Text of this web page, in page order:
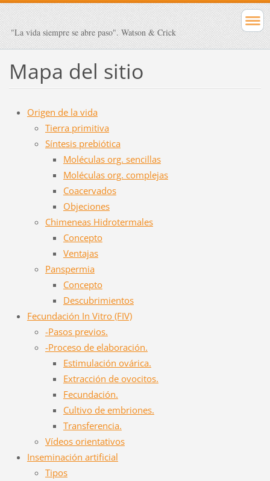
"La vida siempre se abre paso". Watson & Crick
Mapa del sitio
Origen de la vida
Tierra primitiva
Síntesis prebiótica
Moléculas org. sencillas
Moléculas org. complejas
Coacervados
Objeciones
Chimeneas Hidrotermales
Concepto
Ventajas
Panspermia
Concepto
Descubrimientos
Fecundación In Vitro (FIV)
-Pasos previos.
-Proceso de elaboración.
Estimulación ovárica.
Extracción de ovocitos.
Fecundación.
Cultivo de embriones.
Transferencia.
Vídeos orientativos
Inseminación artificial
Tipos